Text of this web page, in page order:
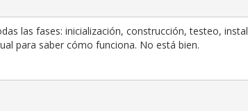
las fases: inicialización, construcción, testeo,
para saber cómo funciona. No está bien.